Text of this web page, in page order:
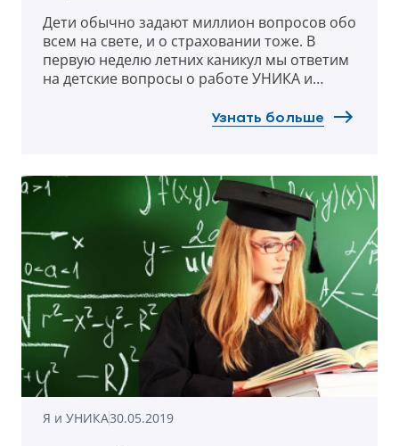
Дети обычно задают миллион вопросов обо
всем на свете, и о страховании тоже. В
первую неделю летних каникул мы ответим
на детские вопросы о работе УНИКА и
одновременно простые и сложные, а
Узнать больше
Я и УНИКА30.05.2019